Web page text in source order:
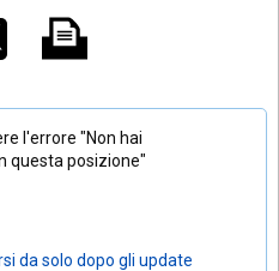
l'errore "Non hai
questa posizione"
da solo dopo gli update